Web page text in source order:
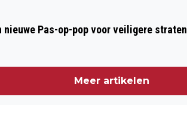
nieuwe Pas-op-pop voor veiligere straten
Meer artikelen